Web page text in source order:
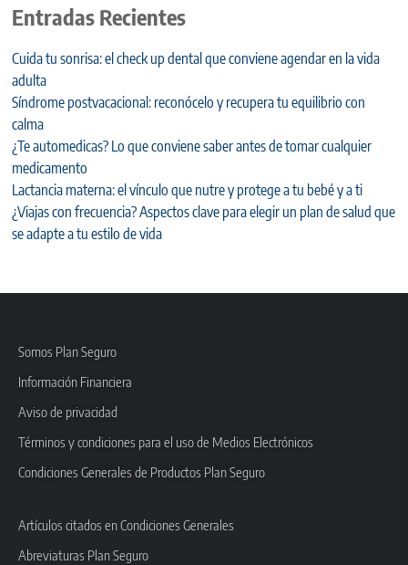
Entradas Recientes
Cuida tu sonrisa: el check up dental que conviene agendar en la vida
adulta
Síndrome postvacacional: reconócelo y recupera tu equilibrio con
calma
¿Te automedicas? Lo que conviene saber antes de tomar cualquier
medicamento
Lactancia materna: el vínculo que nutre y protege a tu bebé y a ti
¿Viajas con frecuencia? Aspectos clave para elegir un plan de salud que
se adapte a tu estilo de vida
Somos Plan Seguro
Información Financiera
Aviso de privacidad
Términos y condiciones para el uso de Medios Electrónicos
Condiciones Generales de Productos Plan Seguro
Artículos citados en Condiciones Generales
Abreviaturas Plan Seguro